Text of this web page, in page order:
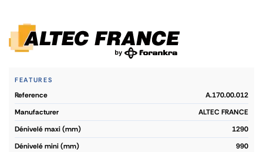
FEATURES
reference
A.170.00.012
manufacturer
ALTEC FRANCE
dénivelé maxi (mm)
1290
dénivelé mini (mm)
990